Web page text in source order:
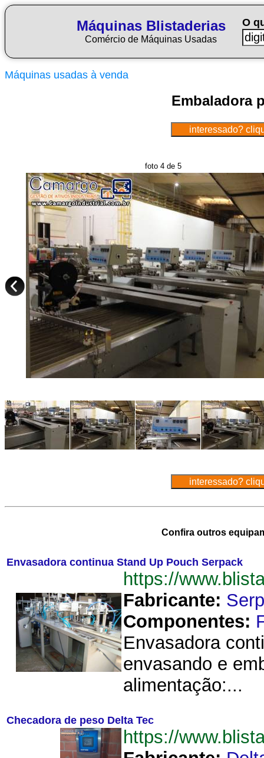
Máquinas Blistaderias
Comércio de Máquinas Usadas
O
Máquinas usadas à venda
Embaladora
foto 4 de 5
Confira outros
Envasadora continua Stand Up Pouch Serpack
https://
Fabricante:
Componentes:
Envasadora
envasando e
alimentação:...
Checadora de peso Delta Tec
https://